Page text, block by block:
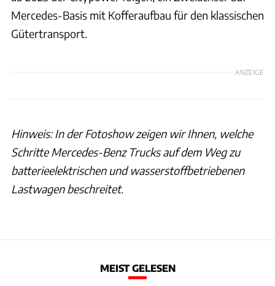
Mercedes-Basis mit Kofferaufbau für den klassischen
Gütertransport.
ANZEIGE
Hinweis: In der Fotoshow zeigen wir Ihnen, welche
Schritte Mercedes-Benz Trucks auf dem Weg zu
batterieelektrischen und wasserstoffbetriebenen
Lastwagen beschreitet.
MEIST GELESEN